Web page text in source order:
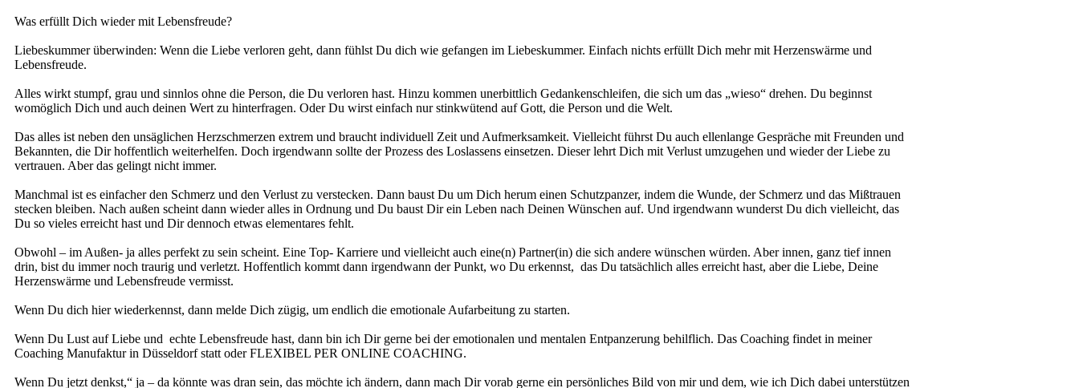
Was erfüllt Dich wieder mit Lebensfreude?
Liebeskummer überwinden: Wenn die Liebe verloren geht, dann fühlst Du dich wie gefangen im Liebeskummer. Einfach nichts erfüllt Dich mehr mit Herzenswärme und
Lebensfreude.
Alles wirkt stumpf, grau und sinnlos ohne die Person, die Du verloren hast. Hinzu kommen unerbittlich Gedankenschleifen, die sich um das „wieso“ drehen. Du beginnst
womöglich Dich und auch deinen Wert zu hinterfragen. Oder Du wirst einfach nur stinkwütend auf Gott, die Person und die Welt.
Das alles ist neben den unsäglichen Herzschmerzen extrem und braucht individuell Zeit und Aufmerksamkeit. Vielleicht führst Du auch ellenlange Gespräche mit Freunden und
Bekannten, die Dir hoffentlich weiterhelfen. Doch irgendwann sollte der Prozess des Loslassens einsetzen. Dieser lehrt Dich mit Verlust umzugehen und wieder der Liebe zu
vertrauen. Aber das gelingt nicht immer.
Manchmal ist es einfacher den Schmerz und den Verlust zu verstecken. Dann baust Du um Dich herum einen Schutzpanzer, indem die Wunde, der Schmerz und das Mißtrauen
stecken bleiben. Nach außen scheint dann wieder alles in Ordnung und Du baust Dir ein Leben nach Deinen Wünschen auf. Und irgendwann wunderst Du dich vielleicht, das
Du so vieles erreicht hast und Dir dennoch etwas elementares fehlt.
Obwohl – im Außen- ja alles perfekt zu sein scheint. Eine Top- Karriere und vielleicht auch eine(n) Partner(in) die sich andere wünschen würden. Aber innen, ganz tief innen
drin, bist du immer noch traurig und verletzt. Hoffentlich kommt dann irgendwann der Punkt, wo Du erkennst, das Du tatsächlich alles erreicht hast, aber die Liebe, Deine
Herzenswärme und Lebensfreude vermisst.
Wenn Du dich hier wiederkennst, dann melde Dich zügig, um endlich die emotionale Aufarbeitung zu starten.
Wenn Du Lust auf Liebe und echte Lebensfreude hast, dann bin ich Dir gerne bei der emotionalen und mentalen Entpanzerung behilflich. Das Coaching findet in meiner
Coaching Manufaktur in Düsseldorf statt oder FLEXIBEL PER ONLINE COACHING.
Wenn Du jetzt denkst,“ ja – da könnte was dran sein, das möchte ich ändern, dann mach Dir vorab gerne ein persönliches Bild von mir und dem, wie ich Dich dabei unterstützen